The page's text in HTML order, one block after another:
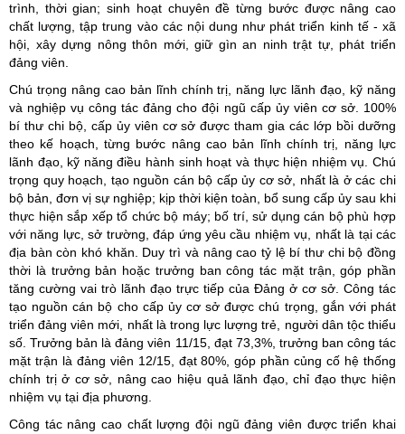
trình, thời gian; sinh hoạt chuyên đề từng bước được nâng cao
chất lượng, tập trung vào các nội dung như phát triển kinh tế - xã
hội, xây dựng nông thôn mới, giữ gìn an ninh trật tự, phát triển
đảng viên.
Chú trọng nâng cao bản lĩnh chính trị, năng lực lãnh đạo, kỹ năng
và nghiệp vụ công tác đảng cho đội ngũ cấp ủy viên cơ sở. 100%
bí thư chi bộ, cấp ủy viên cơ sở được tham gia các lớp bồi dưỡng
theo kế hoạch, từng bước nâng cao bản lĩnh chính trị, năng lực
lãnh đạo, kỹ năng điều hành sinh hoạt và thực hiện nhiệm vụ. Chú
trọng quy hoạch, tạo nguồn cán bộ cấp ủy cơ sở, nhất là ở các chi
bộ bản, đơn vị sự nghiệp; kịp thời kiện toàn, bổ sung cấp ủy sau khi
thực hiện sắp xếp tổ chức bộ máy; bố trí, sử dụng cán bộ phù hợp
với năng lực, sở trường, đáp ứng yêu cầu nhiệm vụ, nhất là tại các
địa bàn còn khó khăn. Duy trì và nâng cao tỷ lệ bí thư chi bộ đồng
thời là trưởng bản hoặc trưởng ban công tác mặt trận, góp phần
tăng cường vai trò lãnh đạo trực tiếp của Đảng ở cơ sở. Công tác
tạo nguồn cán bộ cho cấp ủy cơ sở được chú trọng, gắn với phát
triển đảng viên mới, nhất là trong lực lượng trẻ, người dân tộc thiểu
số. Trưởng bản là đảng viên 11/15, đạt 73,3%, trưởng ban công tác
mặt trận là đảng viên 12/15, đạt 80%, góp phần củng cố hệ thống
chính trị ở cơ sở, nâng cao hiệu quả lãnh đạo, chỉ đạo thực hiện
nhiệm vụ tại địa phương.
Công tác nâng cao chất lượng đội ngũ đảng viên được triển khai